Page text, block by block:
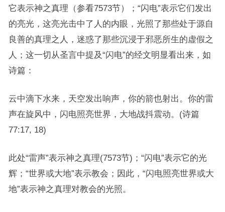
它表示神之真理（参看7573节）；“闪电”表示它们发出
的亮光，这亮光击中了人的内眼，光照了那些处于源自
良善的真理之人，迷惑了那些沉浸于邪恶所生的虚假之
人；这一切从圣言中提及“闪电”的经文明显看出来，如
诗篇：
云中滴下水来，天空发出响声，你的箭也射出。你的雷
声在旋风中，闪电照亮世界，大地战抖震动。(诗篇
77:17, 18)
此处“雷声”表示神之真理(7573节)；“闪电”表示它的光
辉；“世界或大地”表示教会；因此，“闪电照亮世界或大
地”表示神之真理对教会的光照。